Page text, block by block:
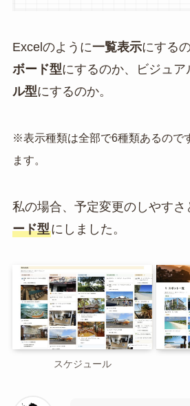
Excelのように一覧表示にする
ボード型にするのか、ビジュア
ル型にするのか。
※表示種類は全部で6種類あるので
ます。
私の場合、予定変更のしやすさ
ード型にしました。
スケジュール